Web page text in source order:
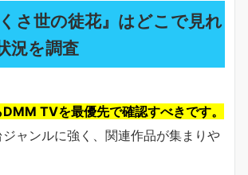
くさ世の徒花』はどこで見れ
況を調査
TVを最優先で確認すべきです。
ャンルに強く、関連作品が集まりや